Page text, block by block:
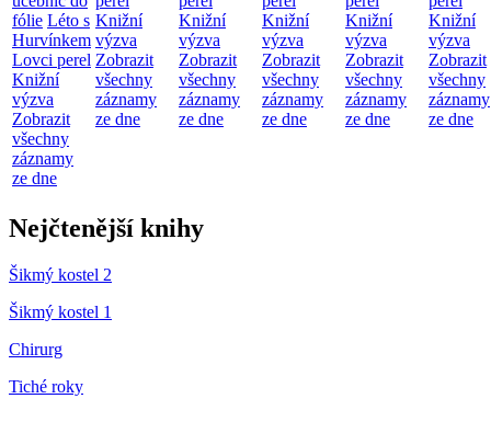
fólie Léto s
Hurvínkem
Lovci perel
Knižní
výzva
Zobrazit
všechny
záznamy
ze dne
Knižní
výzva
Zobrazit
všechny
záznamy
ze dne
Knižní
výzva
Zobrazit
všechny
záznamy
ze dne
Knižní
výzva
Zobrazit
všechny
záznamy
ze dne
Knižní
výzva
Zobrazit
všechny
záznamy
ze dne
Knižní
výzva
Zobrazit
všechny
záznamy
ze dne
Nejčtenější knihy
Šikmý kostel 2
Šikmý kostel 1
Chirurg
Tiché roky